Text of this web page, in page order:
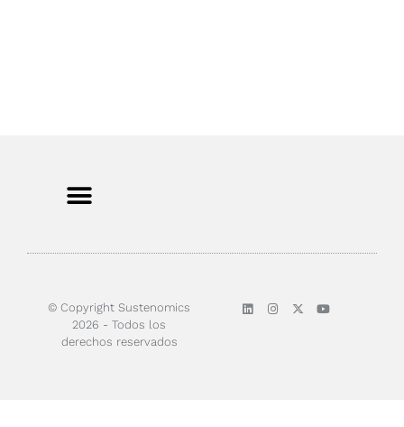
© Copyright Sustenomics
2026 - Todos los
derechos reservados